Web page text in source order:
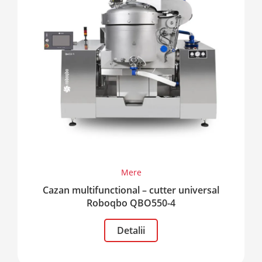
Mere
Cazan multifunctional – cutter universal
Roboqbo QBO550-4
Detalii